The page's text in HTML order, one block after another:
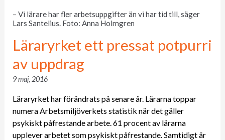
– Vi lärare har fler arbetsuppgifter än vi har tid till, säger
Lars Santelius. Foto: Anna Holmgren
Läraryrket ett pressat potpurri
av uppdrag
9 maj, 2016
Läraryrket har förändrats på senare år. Lärarna toppar
numera Arbetsmiljöverkets statistik när det gäller
psykiskt påfrestande arbete. 61 procent av lärarna
upplever arbetet som psykiskt påfrestande. Samtidigt är